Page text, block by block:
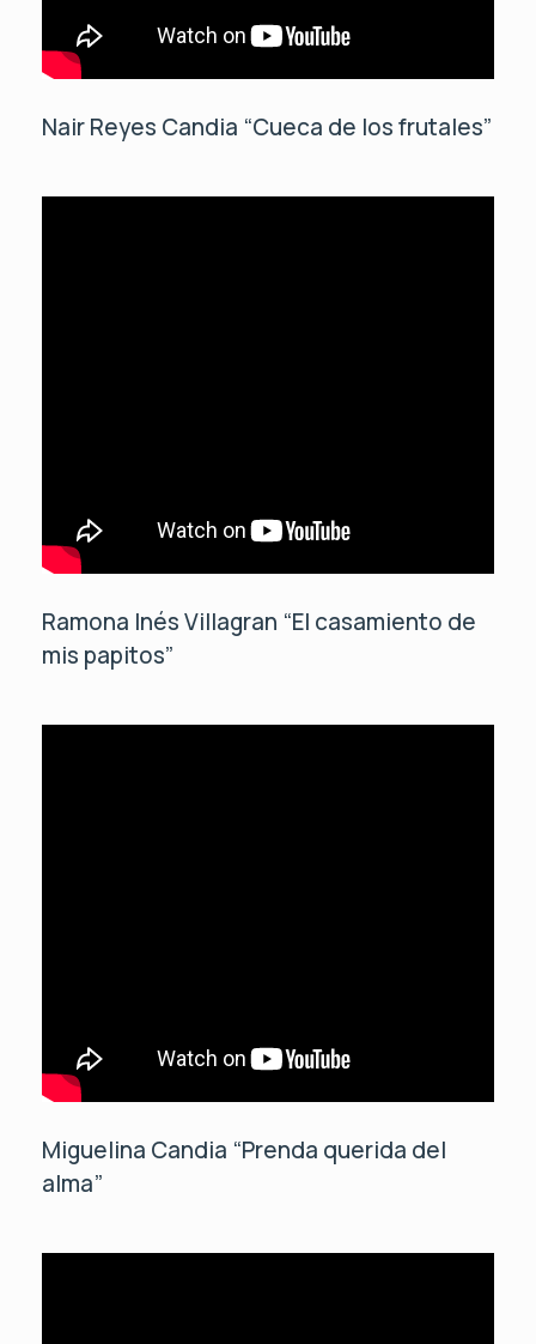
Nair Reyes Candia “Cueca de los frutales”
Ramona Inés Villagran “El casamiento de
mis papitos”
Miguelina Candia “Prenda querida del
alma”